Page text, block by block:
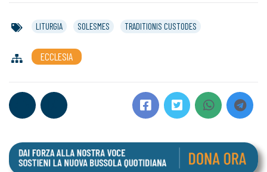
LITURGIA SOLESMES TRADITIONIS CUSTODES
ECCLESIA